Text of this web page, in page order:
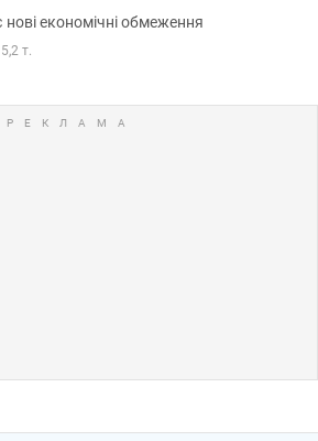
економічні обмеження
5,2 т.